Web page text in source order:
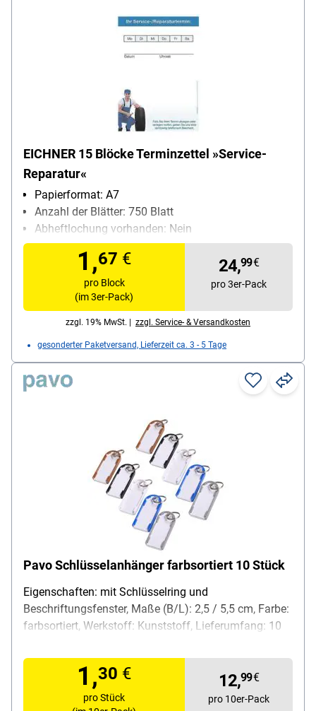
EICHNER 15 Blöcke Terminzettel »Service-
Reparatur«
Papierformat: A7
Anzahl der Blätter: 750 Blatt
Abheftlochung vorhanden: Nein
1,67 €
pro Block
(im 3er-Pack)
24,99€
pro 3er-Pack
zzgl. 19% MwSt. | zzgl. Service- & Versandkosten
gesonderter Paketversand, Lieferzeit ca. 3 - 5 Tage
Pavo Schlüsselanhänger farbsortiert 10 Stück
Eigenschaften: mit Schlüsselring und
Beschriftungsfenster, Maße (B/L): 2,5 / 5,5 cm, Farbe:
farbsortiert, Werkstoff: Kunststoff, Lieferumfang: 10
1,30 €
pro Stück
12,99€
pro 10er-Pack